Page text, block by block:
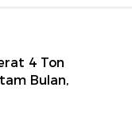
4 Ton
Bulan,